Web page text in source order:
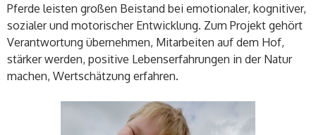
Pferde leisten großen Beistand bei emotionaler, kognitiver,
sozialer und motorischer Entwicklung. Zum Projekt gehört
Verantwortung übernehmen, Mitarbeiten auf dem Hof,
stärker werden, positive Lebenserfahrungen in der Natur
machen, Wertschätzung erfahren.